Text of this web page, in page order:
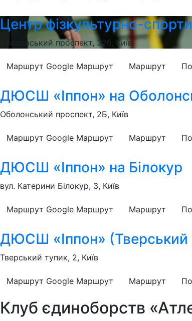
Центр фізкультурно-
Оболонський проспект, 32б, Київ
Маршрут Google Маршрут Маршрут
ДЮСШ «Іппон» на
Оболонський проспект, 2Б, Київ
Маршрут Google Маршрут Маршрут
ДЮСШ «Іппон» на Білокур
вул. Катерини Білокур, 3, Київ
Маршрут Google Маршрут Маршрут
ДЮСШ «Іппон» (Тверський
Тверський тупик, 2, Київ
Маршрут Google Маршрут Маршрут
Клуб єдиноборств